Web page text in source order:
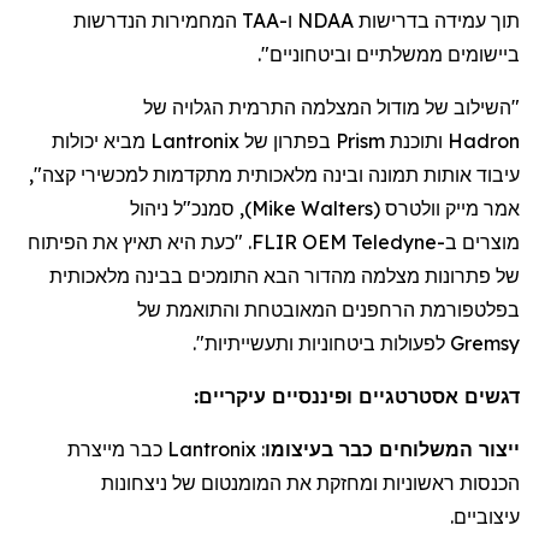
תוך עמידה בדרישות NDAA ו-TAA המחמירות הנדרשות
ביישומים ממשלתיים וביטחוניים".
"השילוב של מודול המצלמה התרמית הגלויה של
Hadron ותוכנת Prism בפתרון של Lantronix מביא יכולות
עיבוד אותות תמונה ובינה מלאכותית מתקדמות למכשירי קצה",
אמר מייק וולטרס (
Mike Walters
), סמנכ"ל ניהול
מוצרים ב-Teledyne
FLIR OEM. "כעת היא תאיץ את הפיתוח
של פתרונות מצלמה מהדור הבא התומכים בבינה מלאכותית
בפלטפורמת הרחפנים המאובטחת והתואמת של
Gremsy לפעולות ביטחוניות ותעשייתיות".
דגשים אסטרטגיים ופיננסיים עיקריים:
ייצור המשלוחים כבר בעיצומו:
Lantronix כבר מייצרת
הכנסות ראשוניות ומחזקת את המומנטום של ניצחונות
עיצוביים.